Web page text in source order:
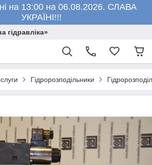
на 13:00 на 06.08.2026. СЛАВА
УКРАЇНІ!!!
гідравліка»
Гідророзподільники